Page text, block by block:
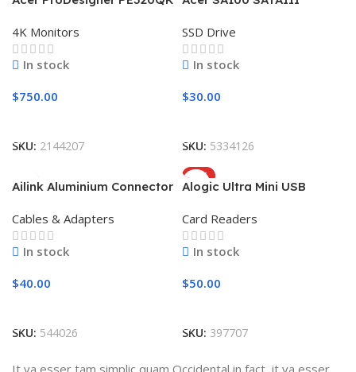
4K Monitors
In stock
$750.00
SKU: 2144207
SSD Drive
In stock
$30.00
SKU: 5334126
Ailink Aluminium Connector
Cables & Adapters
In stock
$40.00
SKU: 544026
HOT
Alogic Ultra Mini USB
Card Readers
In stock
$50.00
SKU: 397707
It va esser tam simplic quam Occidental in fact, it va esser